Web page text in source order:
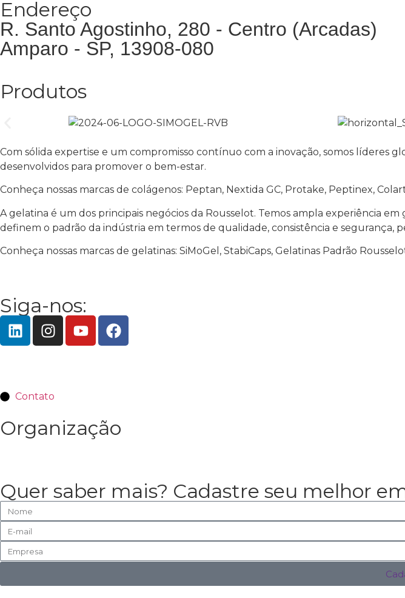
Endereço
R. Santo Agostinho, 280 - Centro (Arcadas)
Amparo - SP, 13908-080
Produtos
Com sólida expertise e um compromisso contínuo com a inovação, somos líderes
desenvolvidos para promover o bem-estar.
Conheça nossas marcas de colágenos: Peptan, Nextida GC, Protake, Peptinex,
A gelatina é um dos principais negócios da Rousselot. Temos ampla experiência
definem o padrão da indústria em termos de qualidade, consistência e
Conheça nossas marcas de gelatinas: SiMoGel, StabiCaps, Gelatinas Padrão
Siga-nos:
Contato
Organização
Quer saber mais? Cadastre seu melhor